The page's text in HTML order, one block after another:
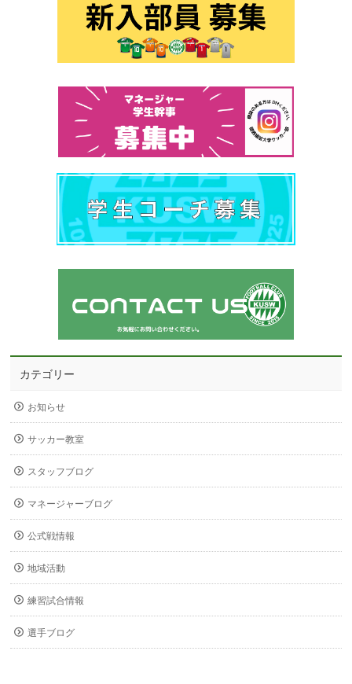
カテゴリー
お知らせ
サッカー教室
スタッフブログ
マネージャーブログ
公式戦情報
地域活動
練習試合情報
選手ブログ